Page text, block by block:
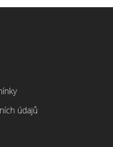
údajů